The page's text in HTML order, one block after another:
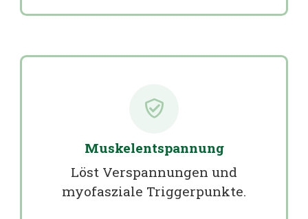
Muskelentspannung
Löst Verspannungen und
myofasziale Triggerpunkte.